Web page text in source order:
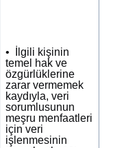
• İlgili kişinin
temel hak ve
özgürlüklerine
zarar vermemek
kaydıyla, veri
sorumlusunun
meşru menfaatleri
için veri
işlenmesinin